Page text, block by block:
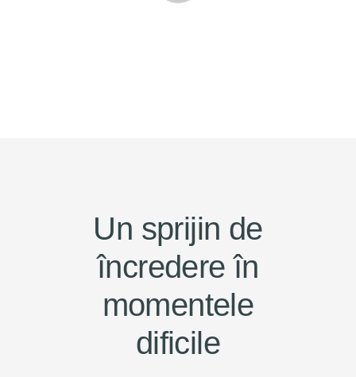
Un sprijin de
încredere în
momentele
dificile